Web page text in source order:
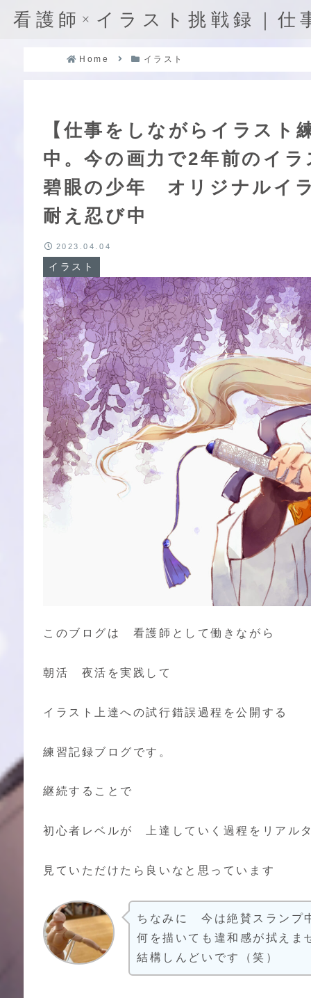
看護師×イラスト挑戦録｜仕
Home イラスト
【仕事をしながらイラスト
中。今の画力で2年前のイ
碧眼の少年 オリジナルイ
耐え忍び中
イラスト
2023.04.04
このブログは 看護師として働きながら
朝活 夜活を実践して
イラスト上達への試行錯誤過程を公開する
練習記録ブログです。
継続することで
初心者レベルが 上達していく過程をリアル
見ていただけたら良いなと思っています
ちなみに 今は絶賛スランプ
何を描いても違和感が拭えま
結構しんどいです（笑）